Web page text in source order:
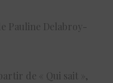
Pauline Delabroy-
de « Qui sait »,